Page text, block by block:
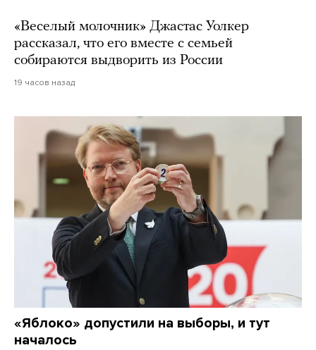
«Веселый молочник» Джастас Уолкер
рассказал, что его вместе с семьей
собираются выдворить из России
19 часов назад
«Яблоко» допустили на выборы, и тут
началось